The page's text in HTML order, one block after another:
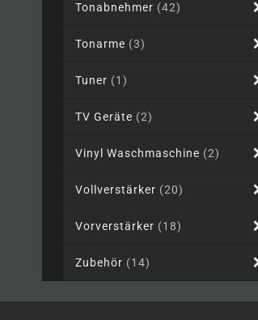
Tonabnehmer (42)
Tonarme (3)
Tuner (1)
TV Geräte (2)
Vinyl Waschmaschine (2)
Vollverstärker (20)
Vorverstärker (18)
Zubehör (14)